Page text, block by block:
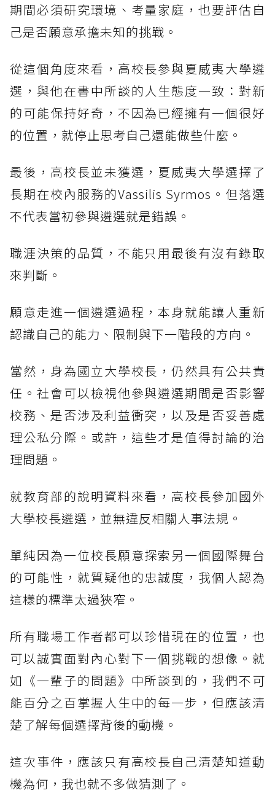
期間必須研究環境、考量家庭，也要評估自
己是否願意承擔未知的挑戰。
從這個角度來看，高校長參與夏威夷大學遴
選，與他在書中所談的人生態度一致：對新
的可能保持好奇，不因為已經擁有一個很好
的位置，就停止思考自己還能做些什麼。
最後，高校長並未獲選，夏威夷大學選擇了
長期在校內服務的Vassilis Syrmos。但落選
不代表當初參與遴選就是錯誤。
職涯決策的品質，不能只用最後有沒有錄取
來判斷。
願意走進一個遴選過程，本身就能讓人重新
認識自己的能力、限制與下一階段的方向。
當然，身為國立大學校長，仍然具有公共責
任。社會可以檢視他參與遴選期間是否影響
校務、是否涉及利益衝突，以及是否妥善處
理公私分際。或許，這些才是值得討論的治
理問題。
就教育部的說明資料來看，高校長參加國外
大學校長遴選，並無違反相關人事法規。
單純因為一位校長願意探索另一個國際舞台
的可能性，就質疑他的忠誠度，我個人認為
這樣的標準太過狹窄。
所有職場工作者都可以珍惜現在的位置，也
可以誠實面對內心對下一個挑戰的想像。就
如《一輩子的問題》中所談到的，我們不可
能百分之百掌握人生中的每一步，但應該清
楚了解每個選擇背後的動機。
這次事件，應該只有高校長自己清楚知道動
機為何，我也就不多做猜測了。